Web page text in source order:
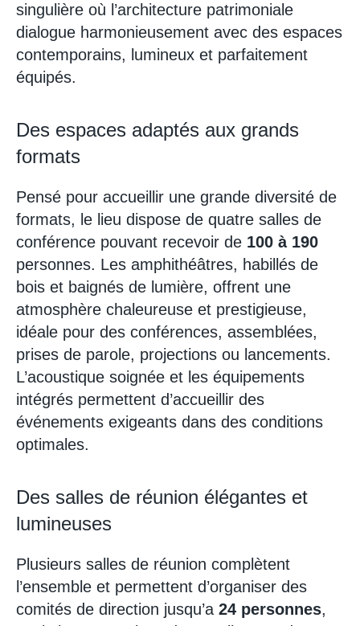
singulière où l’architecture patrimoniale
dialogue harmonieusement avec des espaces
contemporains, lumineux et parfaitement
équipés.
Des espaces adaptés aux grands
formats
Pensé pour accueillir une grande diversité de
formats, le lieu dispose de quatre salles de
conférence pouvant recevoir de 100 à 190
personnes. Les amphithéâtres, habillés de
bois et baignés de lumière, offrent une
atmosphère chaleureuse et prestigieuse,
idéale pour des conférences, assemblées,
prises de parole, projections ou lancements.
L’acoustique soignée et les équipements
intégrés permettent d’accueillir des
événements exigeants dans des conditions
optimales.
Des salles de réunion élégantes et
lumineuses
Plusieurs salles de réunion complètent
l’ensemble et permettent d’organiser des
comités de direction jusqu’a 24 personnes,